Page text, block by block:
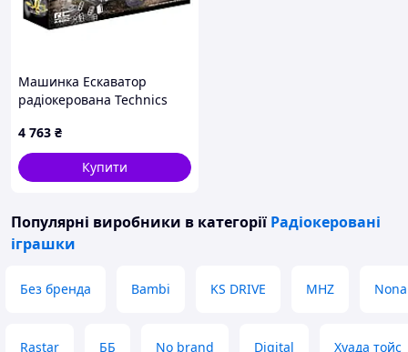
Машинка Ескаватор
радіокерована Technics
4 763 ₴
Купити
Популярні виробники в категорії Радіокеровані
іграшки
Без бренда Bambi KS DRIVE MHZ
Rastar ББ No brand Digital Хуада тойс